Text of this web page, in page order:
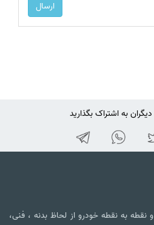
به اشتراک بگذارید
به نقطه خودرو از لحاظ بدنه ، فنی،